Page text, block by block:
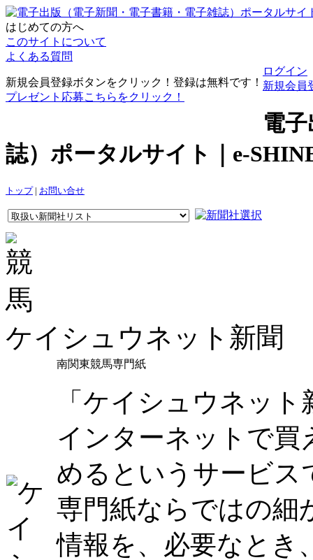
はじめての方へ
このサイトについて
よくある質問
新規会員登録ボタンをクリック！登録は無料です！
プレゼント応募こちらをクリック！
ログイン
新規会員
電
誌）ポータルサイト｜e-
トップ| お問い合せ
ケイシュウネット新聞
南関東競馬専門紙
「ケイシュウネッ
インターネットで買
めるというサービス
専門紙ならではの細
情報を、必要なとき